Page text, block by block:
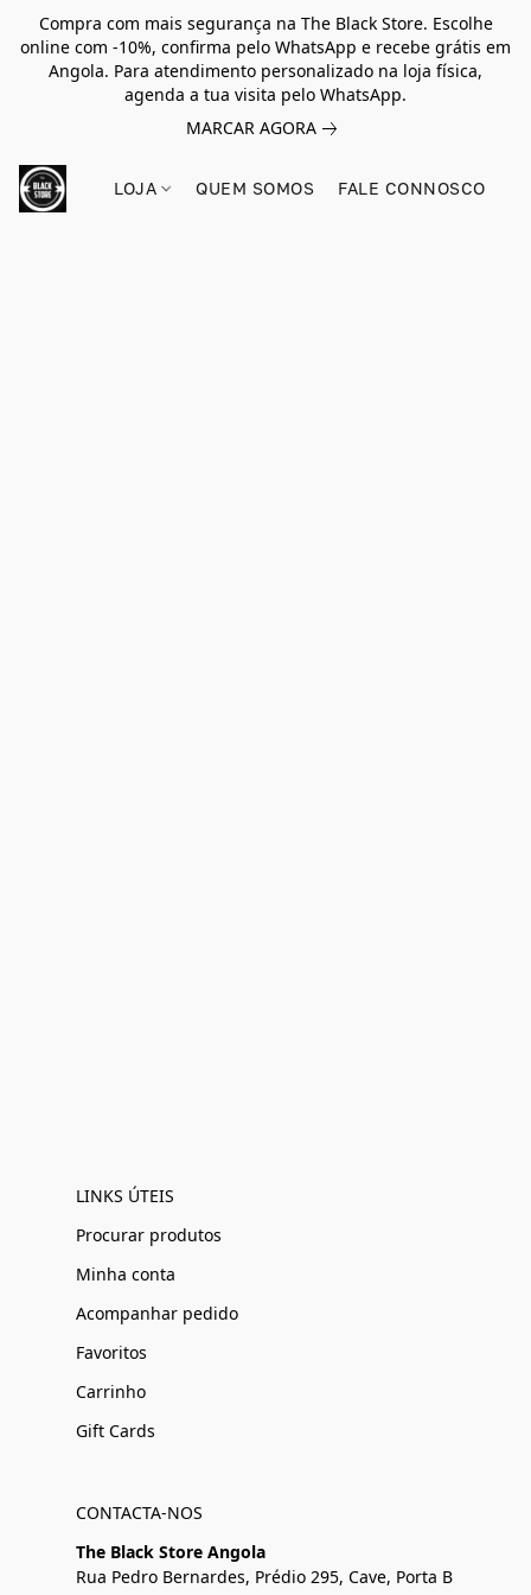
Compra com mais segurança na The Black Store. Escolhe
online com -10%, confirma pelo WhatsApp e recebe grátis em
Angola. Para atendimento personalizado na loja física,
agenda a tua visita pelo WhatsApp.
MARCAR AGORA
LOJA QUEM SOMOS FALE CONNOSCO
LINKS ÚTEIS
Procurar produtos
Minha conta
Acompanhar pedido
Favoritos
Carrinho
Gift Cards
CONTACTA-NOS
The Black Store Angola
Rua Pedro Bernardes, Prédio 295, Cave, Porta B